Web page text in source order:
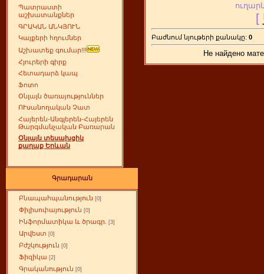
Պատրաստի
աշխատանքներ
ԳՐԱԿԱՆ ԱՆԿՅՈՒՆ
Կայքերի հղումներ
Աշխատեք գումար!!!
Հյուրերի գիրք
Հետադարձ կապ
Ֆոտո
Օնլայն ծառայություններ
ՈՒսանողական Չատ
Հայերեն-Անգլերեն-Հայերեն
Թարգմանչական Բառարան
Օնլայն տեսախցիկ
քաղաք Երևան
Գրադարան
Բնապահպանություն [0]
Փիլիսոփայություն [0]
Ինֆորմատիկա և ծրագր. [3]
Արվեստ [0]
Բժշկություն [0]
Ֆիզիկա [2]
Գրականություն [0]
[
Բաժնում նյութերի քանակը: 0
Не найдено